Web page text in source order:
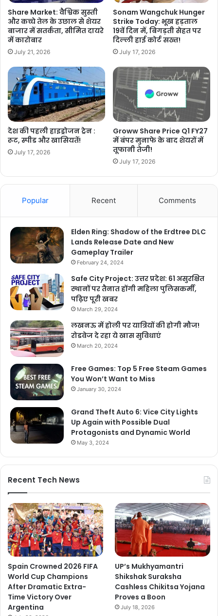
Share Market: वैश्विक सुस्ती
और कच्चे तेल के उछाल से शेयर
बाजार में सतर्कता, सीमित दायरे
में कारोबार
July 21, 2026
Sonam Wangchuk Hunger
Strike Today: भूख हड़ताल
19वें दिन में, बिगड़ती सेहत पर
दिल्ली हाई कोर्ट सख्त!
July 17, 2026
देश की पहली हाइड्रोजन ट्रेन :
रूट, स्पीड और खासियतें!
July 17, 2026
Groww Share Price Q1 FY27
में बंपर मुनाफे के बाद शेयरों में
तूफानी तेजी!
July 17, 2026
Popular Recent Comments
Elden Ring: Shadow of the Erdtree DLC
Lands Release Date and New
Gameplay Trailer
February 24, 2024
Safe City Project: उत्तर प्रदेश: 61 असुरक्षित
स्थानों पर तैनात होंगी महिला पुलिसकर्मी,
पढ़िए पूरी खबर
March 29, 2024
लखनऊ में होली पर यात्रियों की होगी मौज!
रोडवेज दे रहा ये खास सुविधाएं
March 20, 2024
Free Games: Top 5 Free Steam Games
You Won’t Want to Miss
January 30, 2024
Grand Theft Auto 6: Vice City Lights
Up Again with Possible Dual
Protagonists and Dynamic World
May 3, 2024
Recent Tech News
Spain Crowned 2026 FIFA
World Cup Champions
After Dramatic Extra-
Time Victory Over
Argentina
UP’s Mukhyamantri
Shikshak Suraksha
Cashless Chikitsa Yojana
Proves a Boon
July 18, 2026